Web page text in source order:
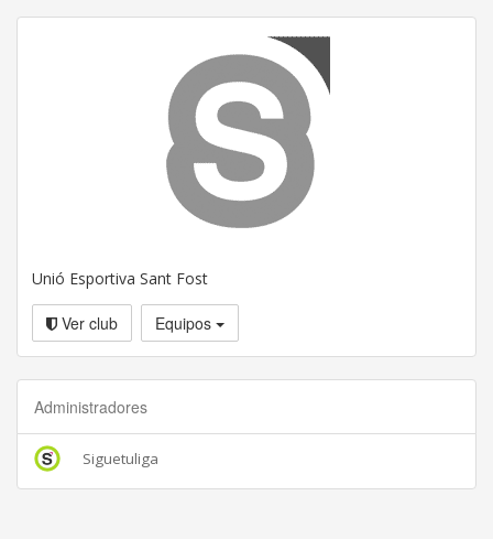
Unió Esportiva Sant Fost
Ver club Equipos
Administradores
Siguetuliga